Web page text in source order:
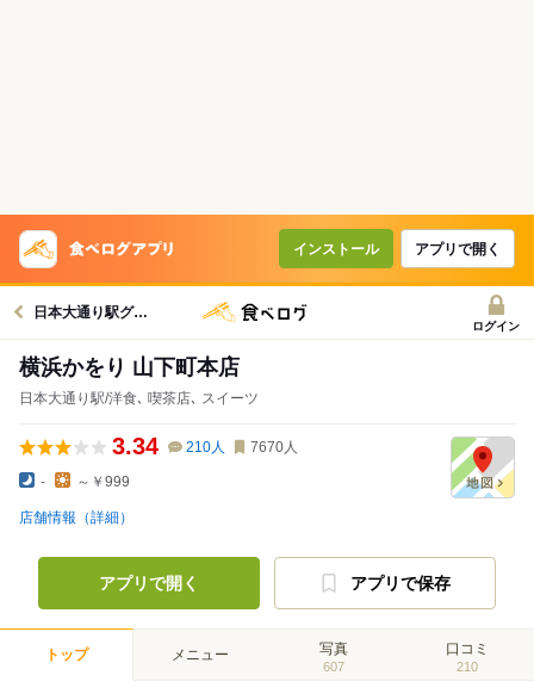
インストール アプリで開く
日本大通り駅グルメへ
ログイン
横浜かをり 山下町本店
日本大通り駅/洋食､ 喫茶店､ スイーツ
3.34 210人 7670人
- ～￥999
店舗情報（詳細）
アプリで開く アプリで保存
トップ メニュー 写真
607
口コミ
210